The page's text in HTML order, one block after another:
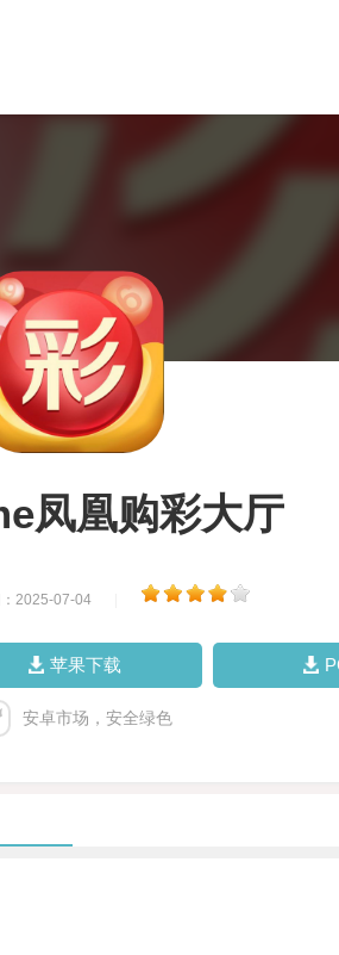
凤凰购彩大厅
2025-07-04
苹果下载
安卓市场，安全绿色